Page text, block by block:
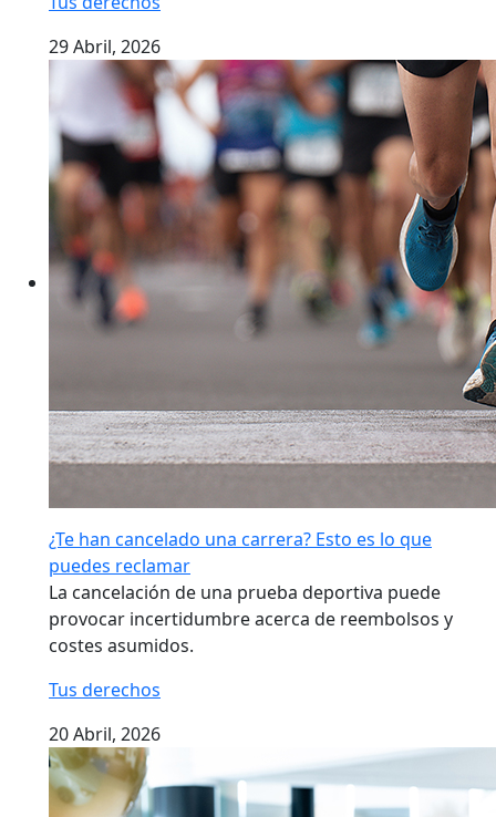
29 Abril, 2026
¿Te han cancelado una carrera? Esto es lo que
puedes reclamar
La cancelación de una prueba deportiva puede
provocar incertidumbre acerca de reembolsos y
costes asumidos.
Tus derechos
20 Abril, 2026